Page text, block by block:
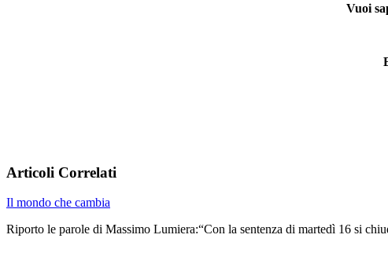
Vuoi
Articoli Correlati
Il mondo che cambia
Riporto le parole di Massimo Lumiera:“Con la sentenza di martedì 16 si